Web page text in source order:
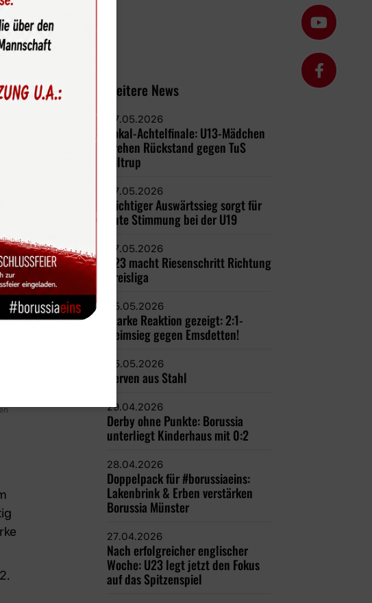
Weitere News
07.05.2026
Pokal-Achtelfinale: U13-Mädchen
drehen Rückstand gegen TuS
Hiltrup
07.05.2026
Wichtiger Auswärtssieg sorgt für
gute Stimmung bei der U19
07.05.2026
U23 macht Riesenschritt Richtung
Kreisliga
05.05.2026
Starke Reaktion gezeigt: 2:1-
Heimsieg gegen Emsdetten!
05.05.2026
Nerven aus Stahl
29.04.2026
Derby ohne Punkte: Borussia
unterliegt Kinderhaus mit 0:2
28.04.2026
Doppelpack für #borussiaeins:
Lakenbrink & Erben verstärken
Borussia Münster
27.04.2026
Nach erfolgreicher englischer
Woche: U23 legt jetzt den Fokus
auf das Spitzenspiel